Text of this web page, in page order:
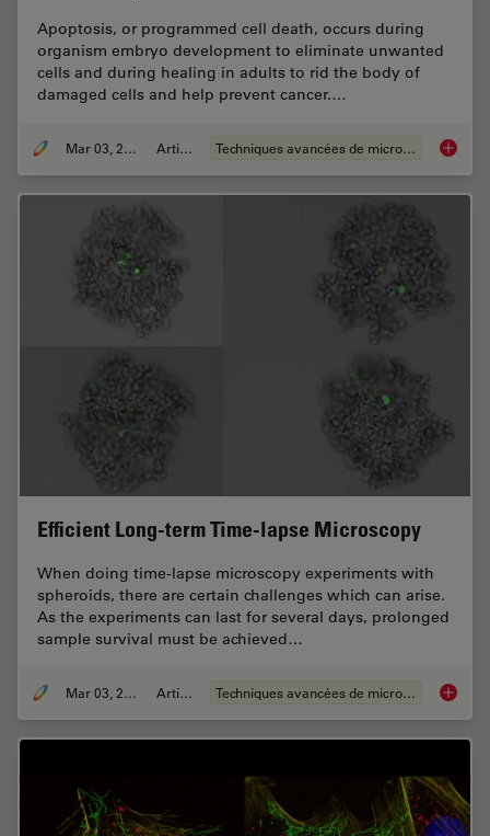
Apoptosis, or programmed cell death, occurs during
organism embryo development to eliminate unwanted
cells and during healing in adults to rid the body of
damaged cells and help prevent cancer.…
Mar 03, 2022 Article Techniques avancées de microscopie
Efficient Long-term Time-lapse Microscopy
When doing time-lapse microscopy experiments with
spheroids, there are certain challenges which can arise.
As the experiments can last for several days, prolonged
sample survival must be achieved…
Mar 03, 2022 Article Techniques avancées de microscopie